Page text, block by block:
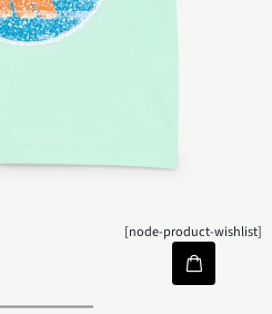
[node-product-wishlist]